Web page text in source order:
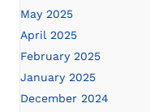
May 2025
April 2025
February 2025
January 2025
December 2024